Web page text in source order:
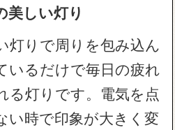
美しい灯り
灯りで周りを包み込ん
いるだけで毎日の疲れ
る灯りです。電気を点
い時で印象が大きく変